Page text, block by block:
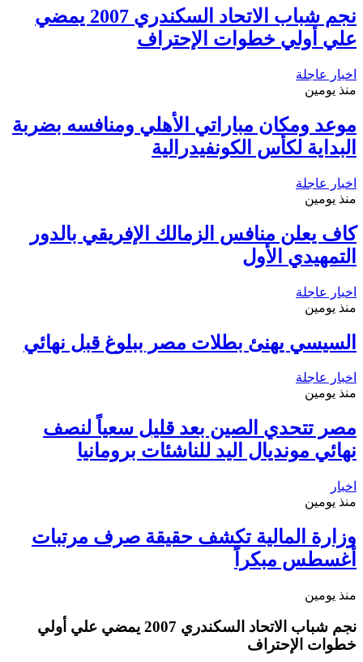
نجم شباب الاتحاد السكندري 2007 يمضي
علي أولي خطوات الإحتراف
اخبار عاجلة
منذ يومين
موعد ومكان مباراتي الأهلي ومنافسه بضربة
البداية لكأس الكونفيدرالية
اخبار عاجلة
منذ يومين
كاف يعلن منافس الزمالك الإفريقي بالدور
التمهيدي الأول
اخبار عاجلة
منذ يومين
السيسي يهنئ بطلات مصر ببلوغ قبل نهائي
اخبار عاجلة
منذ يومين
مصر تتحدي الصين بعد قليل سعياً لنصف
نهائي مونديال اليد للناشئات برومانيا
اخبار
منذ يومين
وزارة المالية تكشف حقيقة صرف مرتبات
أغسطس مبكراً
منذ يومين
نجم شباب الاتحاد السكندري 2007 يمضي علي أولي
خطوات الإحتراف